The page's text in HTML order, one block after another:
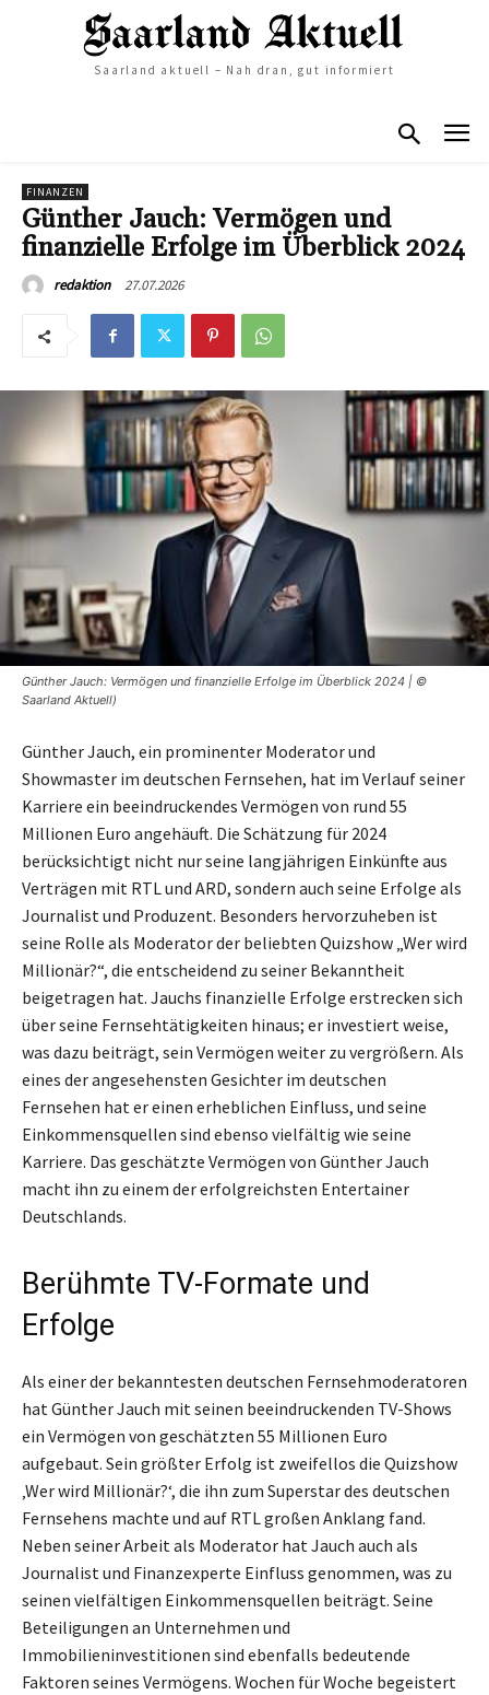
Saarland aktuell – Nah dran, gut informiert
FINANZEN
Günther Jauch: Vermögen und
finanzielle Erfolge im Überblick 2024
redaktion 27.07.2026
Günther Jauch: Vermögen und finanzielle Erfolge im Überblick 2024 | ©
Saarland Aktuell)
Günther Jauch, ein prominenter Moderator und
Showmaster im deutschen Fernsehen, hat im Verlauf seiner
Karriere ein beeindruckendes Vermögen von rund 55
Millionen Euro angehäuft. Die Schätzung für 2024
berücksichtigt nicht nur seine langjährigen Einkünfte aus
Verträgen mit RTL und ARD, sondern auch seine Erfolge als
Journalist und Produzent. Besonders hervorzuheben ist
seine Rolle als Moderator der beliebten Quizshow „Wer wird
Millionär?“, die entscheidend zu seiner Bekanntheit
beigetragen hat. Jauchs finanzielle Erfolge erstrecken sich
über seine Fernsehtätigkeiten hinaus; er investiert weise,
was dazu beiträgt, sein Vermögen weiter zu vergrößern. Als
eines der angesehensten Gesichter im deutschen
Fernsehen hat er einen erheblichen Einfluss, und seine
Einkommensquellen sind ebenso vielfältig wie seine
Karriere. Das geschätzte Vermögen von Günther Jauch
macht ihn zu einem der erfolgreichsten Entertainer
Deutschlands.
Berühmte TV-Formate und
Erfolge
Als einer der bekanntesten deutschen Fernsehmoderatoren
hat Günther Jauch mit seinen beeindruckenden TV-Shows
ein Vermögen von geschätzten 55 Millionen Euro
aufgebaut. Sein größter Erfolg ist zweifellos die Quizshow
‚Wer wird Millionär?‘, die ihn zum Superstar des deutschen
Fernsehens machte und auf RTL großen Anklang fand.
Neben seiner Arbeit als Moderator hat Jauch auch als
Journalist und Finanzexperte Einfluss genommen, was zu
seinen vielfältigen Einkommensquellen beiträgt. Seine
Beteiligungen an Unternehmen und
Immobilieninvestitionen sind ebenfalls bedeutende
Faktoren seines Vermögens. Wochen für Woche begeistert